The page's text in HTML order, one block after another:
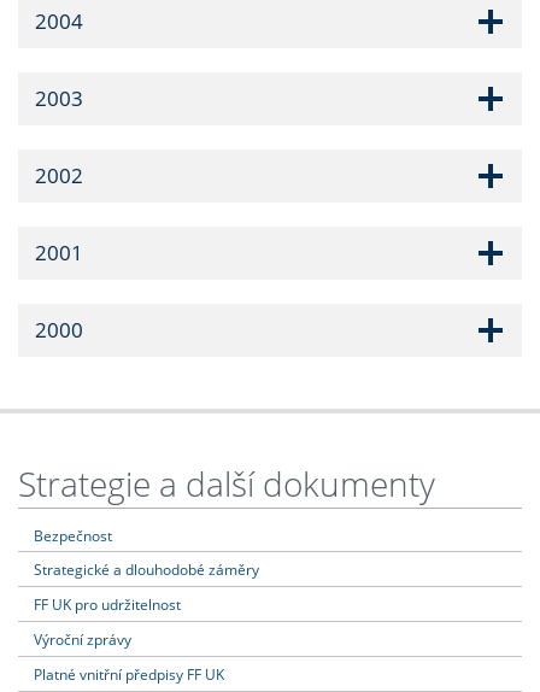
2004
2003
2002
2001
2000
Strategie a další dokumenty
Bezpečnost
Strategické a dlouhodobé záměry
FF UK pro udržitelnost
Výroční zprávy
Platné vnitřní předpisy FF UK